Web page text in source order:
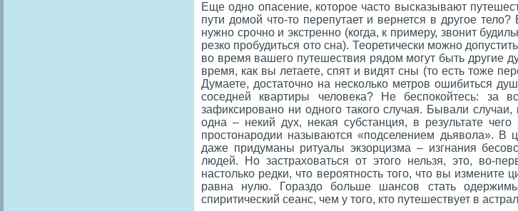
Еще одно опасение, которое часто высказывают
пути домой что-то перепутает и вернется в другое тело?
нужно срочно и экстренно (когда, к примеру, звонит
резко пробудиться ото сна). Теоретически можно
во время вашего путешествия рядом могут быть другие
время, как вы летаете, спят и видят сны (то есть тоже
Думаете, достаточно на несколько метров ошибиться
соседней квартиры человека? Не беспокойтесь: за
зафиксировано ни одного такого случая. Бывали
одна – некий дух, некая субстанция, в результате
простонародии называются «подселением дьявола». В
даже придуманы ритуалы экзорцизма – изгнания
людей. Но застраховаться от этого нельзя, это, во-
настолько редки, что вероятность того, что вы измените
равна нулю. Гораздо больше шансов стать
спиритический сеанс, чем у того, кто путешествует в